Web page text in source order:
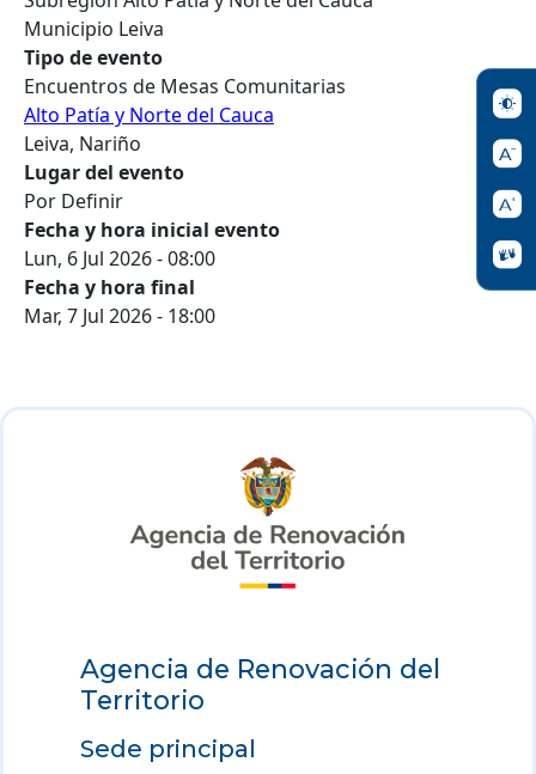
Municipio Leiva
Tipo de evento
Encuentros de Mesas Comunitarias
Alto Patía y Norte del Cauca
Leiva, Nariño
Lugar del evento
Por Definir
Fecha y hora inicial evento
Lun, 6 Jul 2026 - 08:00
Fecha y hora final
Mar, 7 Jul 2026 - 18:00
Agencia de Renovación del
Territorio
Sede principal